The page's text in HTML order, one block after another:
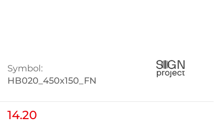
Symbol:
HB020_450x150_FN
14.20